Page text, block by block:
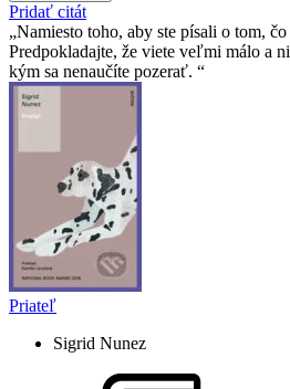
Pridať citát
Namiesto toho, aby ste písali o tom,
Predpokladajte, že viete veľmi málo a
kým sa nenaučíte pozerať.
Priateľ
Sigrid Nunez